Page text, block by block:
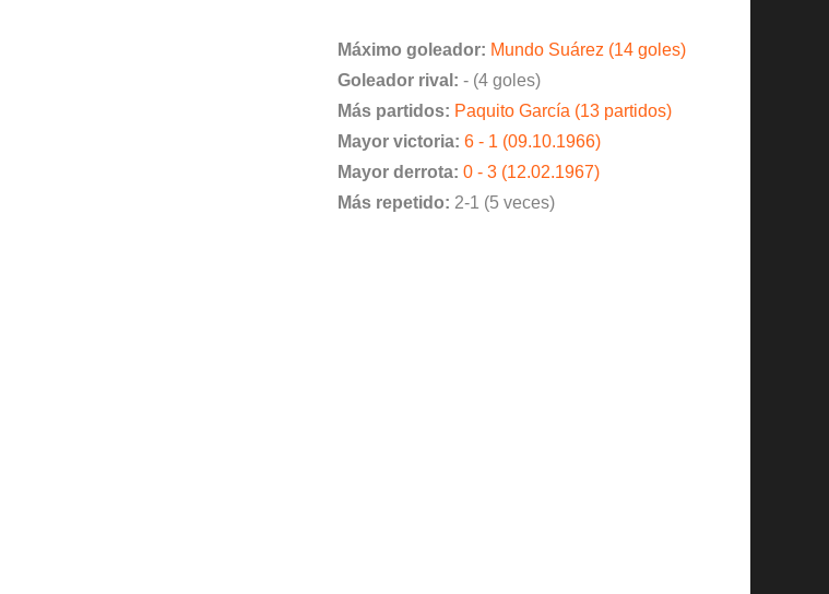
Máximo goleador: Mundo Suárez (14 goles)
Goleador rival: - (4 goles)
Más partidos: Paquito García (13 partidos)
Mayor victoria: 6 - 1 (09.10.1966)
Mayor derrota: 0 - 3 (12.02.1967)
Más repetido: 2-1 (5 veces)